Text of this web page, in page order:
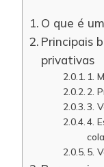
O que é
Principais
privativas
1.
2.
3.
4.
5.